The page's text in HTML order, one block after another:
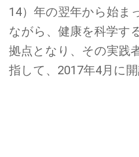
14）年の翌年から始ま
ながら、健康を科学す
拠点となり、その実践
指して、2017年4月に